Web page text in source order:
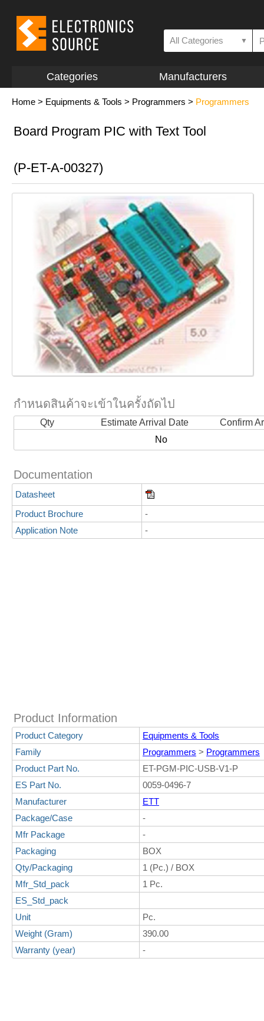
All Categories ▼
Categories Manufacturers
Home > Equipments & Tools > Programmers > Programmers
Board Program PIC with Text Tool
(P-ET-A-00327)
กำหนดสินค้าจะเข้าในครั้งถัดไป
Qty Estimate Arrival Date
Confirm
No
Documentation
Datasheet
Product Brochure
-
Application Note
-
Product Information
Product Category
Equipments & Tools
Family
Programmers > Programmers
Product Part No.
ET-PGM-PIC-USB-V1-P
ES Part No.
0059-0496-7
Manufacturer
ETT
Package/Case
-
Mfr Package
-
Packaging
BOX
Qty/Packaging
1 (Pc.) / BOX
Mfr_Std_pack
1 Pc.
ES_Std_pack
Unit
Pc.
Weight (Gram)
390.00
Warranty (year)
-